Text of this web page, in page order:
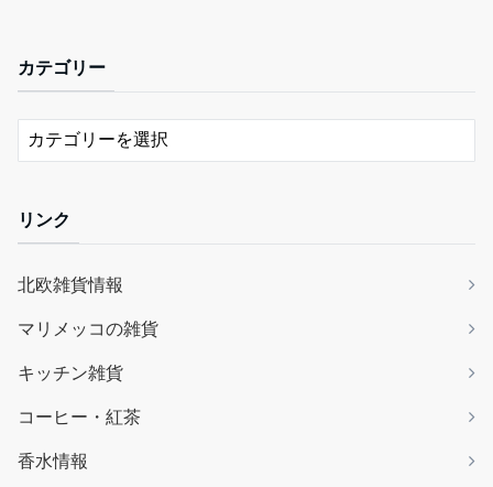
カテゴリー
リンク
北欧雑貨情報
マリメッコの雑貨
キッチン雑貨
コーヒー・紅茶
香水情報